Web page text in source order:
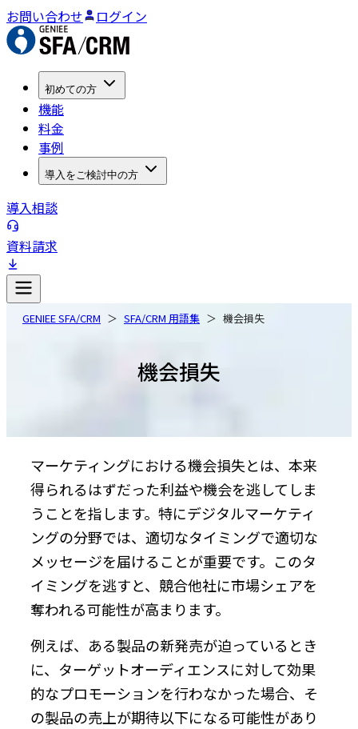
お問い合わせ ログイン
初めての方
機能
料金
事例
導入をご検討中の方
導入相談
資料請求
GENIEE SFA/CRM SFA/CRM 用語集 機会損失
機会損失
マーケティングにおける機会損失とは、本来
得られるはずだった利益や機会を逃してしま
うことを指します。特にデジタルマーケティ
ングの分野では、適切なタイミングで適切な
メッセージを届けることが重要です。このタ
イミングを逃すと、競合他社に市場シェアを
奪われる可能性が高まります。
例えば、ある製品の新発売が迫っているとき
に、ターゲットオーディエンスに対して効果
的なプロモーションを行わなかった場合、そ
の製品の売上が期待以下になる可能性があり